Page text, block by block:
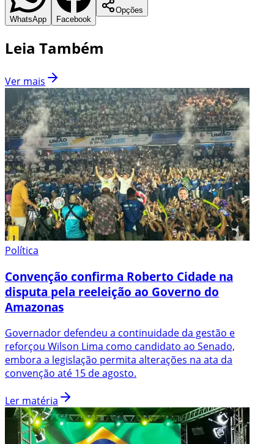
WhatsApp Facebook
Opções
Leia Também
Ver mais
Política
Convenção confirma Roberto Cidade na
disputa pela reeleição ao Governo do
Amazonas
Governador defendeu a continuidade da gestão e
reforçou Wilson Lima como candidato ao Senado,
embora a legislação permita alterações na ata da
convenção até 15 de agosto.
Ler matéria